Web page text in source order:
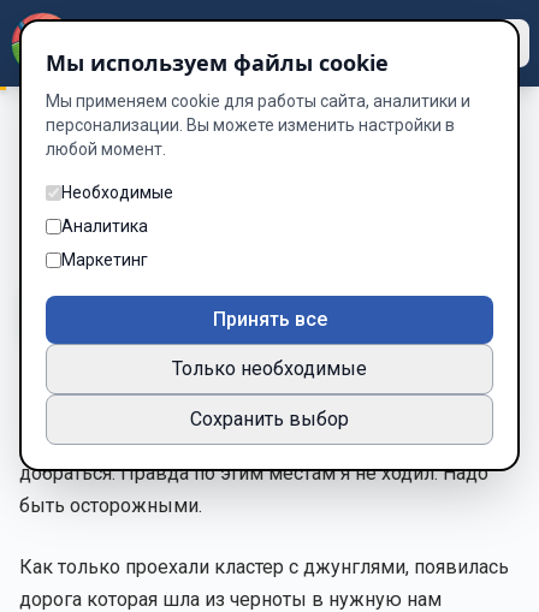
ЭТО НЕ МОЙ МИР
11
Глава 11 из 27
Шрифт
11 б. По моим расчётам от этого места до берега
километров семьдесят, за пару часов должны
добраться. Правда по этим местам я не ходил. Надо
быть осторожными.
Как только проехали кластер с джунглями, появилась
дорога которая шла из черноты в нужную нам
Мы используем файлы cookie
Мы применяем cookie для работы сайта, аналитики и
персонализации. Вы можете изменить настройки в
любой момент.
Необходимые
Аналитика
Маркетинг
Принять все
Только необходимые
Сохранить выбор